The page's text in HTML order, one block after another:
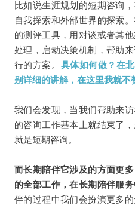
比如说生涯规划的短期咨询
自我探索和外部世界的探索
的测评工具，用对谈或者其
处理，启动决策机制，帮助
行的方案。 具体如何做？在
别详细的讲解，在这里我就不
我们会发现，当我们帮助来
的咨询工作基本上就结束了
就是短期咨询。
而长期陪伴它涉及的方面更
的全部工作，在长期陪伴服
伴的过程中我们会扮演更多